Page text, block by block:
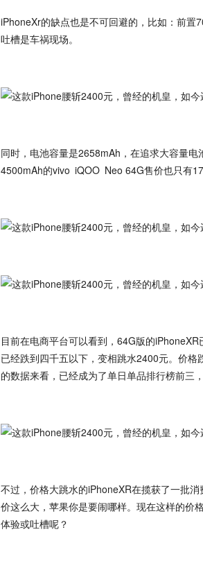
iPhoneXr的缺点也是不可回避的，比如：前
吐槽是车祸现场。
同时，电池容量是2658mAh，在追求大容量
4500mAh的vivo iQOO Neo 64G售价也只有
目前在电商平台可以看到，64G版的
已经跌到四千五以下，变相跳水2400元。价
的数据来看，已经成为了单日单品排行榜前三
不过，价格大跳水的iPhoneXR在揽获了一批
价这么大，苹果你是要闹哪样。现在这样的价
体验或吐槽呢？